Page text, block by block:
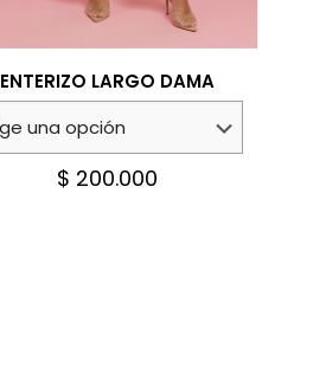
ENTERIZO LARGO DAMA
$ 200.000